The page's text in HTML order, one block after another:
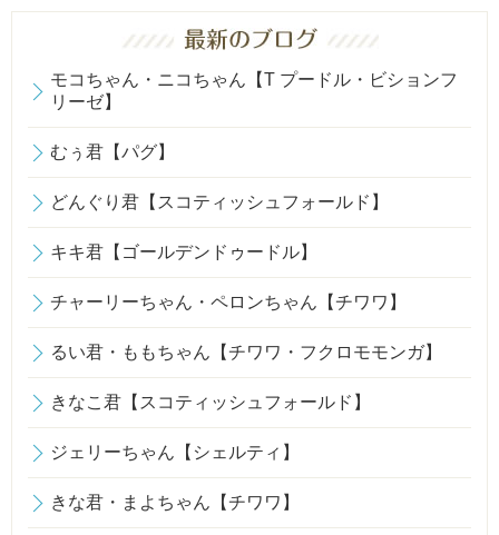
モコちゃん・ニコちゃん【T プードル・ビションフ
リーゼ】
むぅ君【パグ】
どんぐり君【スコティッシュフォールド】
キキ君【ゴールデンドゥードル】
チャーリーちゃん・ペロンちゃん【チワワ】
るい君・ももちゃん【チワワ・フクロモモンガ】
きなこ君【スコティッシュフォールド】
ジェリーちゃん【シェルティ】
きな君・まよちゃん【チワワ】